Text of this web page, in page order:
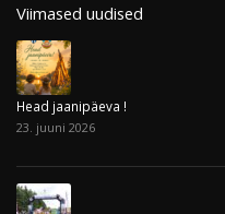
Viimased uudised
Head jaanipäeva !
23. juuni 2026